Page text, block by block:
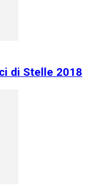
di Stelle 2018